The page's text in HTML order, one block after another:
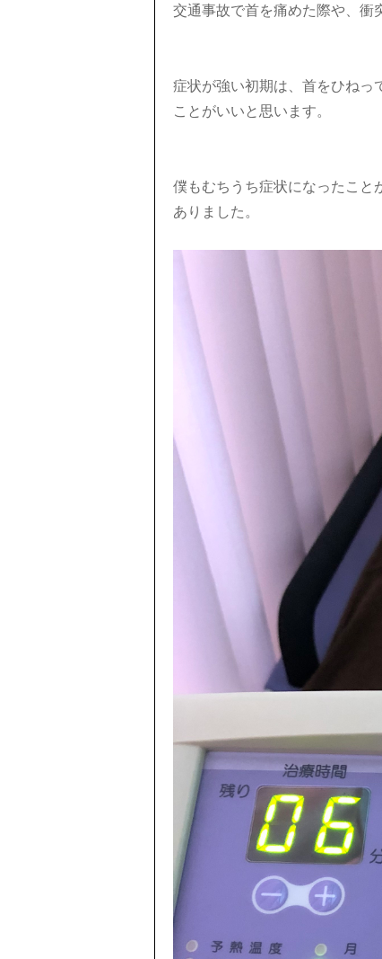
交通事故で首を痛めた際や、衝
症状が強い初期は、首をひねっ
ことがいいと思います。
僕もむちうち症状になったこと
ありました。